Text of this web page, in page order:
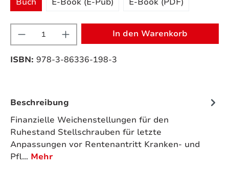
Produkt Anzahl: Gib den
In den Warenkorb
ISBN: 978-3-86336-198-3
Beschreibung
Finanzielle Weichenstellungen für den
Ruhestand Stellschrauben für letzte
Anpassungen vor Rentenantritt Kranken- und
Pfl… Mehr